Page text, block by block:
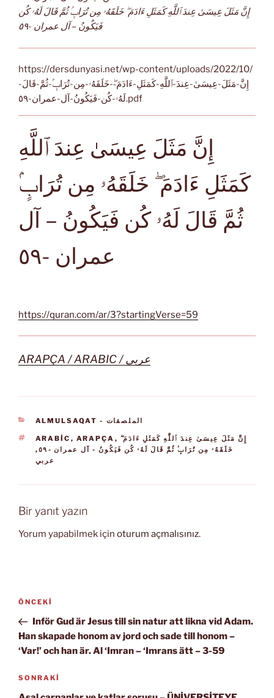
إِنَّ مَثَلَ عِيسَىٰ عِندَ ٱللَّهِ كَمَثَلِ ءَادَمَ ۖ خَلَقَهُۥ مِن تُرَابٍۢ ثُمَّ قَالَ لَهُۥ كُن
فَيَكُونُ – آل عمران -٥٩
https://dersdunyasi.net/wp-content/uploads/2022/10/
إِنَّ-مَثَلَ-عِيسَىٰ-عِندَ-ٱللَّهِ-كَمَثَلِ-ءَادَمَ-ۖ-خَلَقَهُۥ-مِن-تُرَابٍۢ-ثُمَّ-قَالَ-
لَهُۥ-كُن-فَيَكُونُ-آل-عمران-٥٩.pdf
إِنَّ مَثَلَ عِيسَىٰ عِندَ ٱللَّهِ
كَمَثَلِ ءَادَمَ ۖ خَلَقَهُۥ مِن تُرَابٍۢ
ثُمَّ قَالَ لَهُۥ كُن فَيَكُونُ – آل
عمران -٥٩
https://quran.com/ar/3?startingVerse=59
ARAPÇA / ARABIC / عربي
KATEGORILER
ALMULSAQAT - الملصقات
ETIKETLER
ARABIC , ARAPÇA , إِنَّ مَثَلَ عِيسَىٰ عِندَ ٱللَّهِ كَمَثَلِ ءَادَمَ ۖ
خَلَقَهُۥ مِن تُرَابٍۢ ثُمَّ قَالَ لَهُۥ كُن فَيَكُونُ - آل عمران -٥٩
,
عربي
Bir yanıt yazın
Yorum yapabilmek için oturum açmalısınız.
Yazı
Önceki
Yazı
ÖNCEKI
Inför Gud är Jesus till sin natur att likna vid Adam.
Han skapade honom av jord och sade till honom –
‘Var!’ och han är. Al ‘Imran – ‘Imrans ätt – 3-59
Sonraki
Yazı
SONRAKI